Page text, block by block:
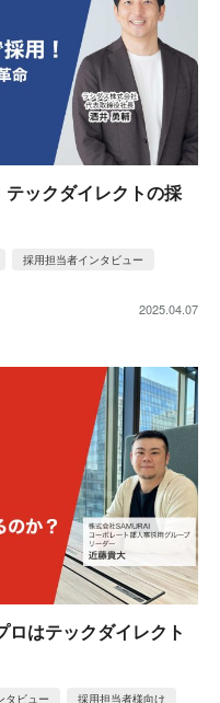
ックダイレクトの採
採用担当者インタビュー
2025.04.07
ロはテックダイレクト
タビュー 採用担当者様向け